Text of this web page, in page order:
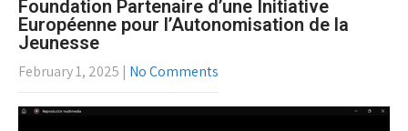
Foundation Partenaire d’une Initiative
Européenne pour l’Autonomisation de la
Jeunesse
February 1, 2025 | No Comments